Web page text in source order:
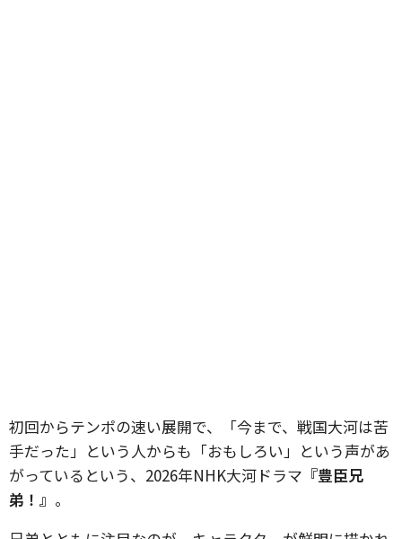
初回からテンポの速い展開で、「今まで、戦国大河は苦
手だった」という人からも「おもしろい」という声があ
がっているという、2026年NHK大河ドラマ 『豊臣兄
弟！』 。